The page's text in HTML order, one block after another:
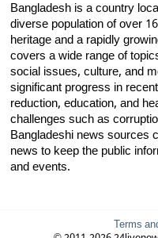
Bangladesh is a country
diverse population of over
heritage and a rapidly
covers a wide range of
social issues, culture, and
significant progress in
reduction, education, and
challenges such as
Bangladeshi news sources
news to keep the public
and events.
Terms